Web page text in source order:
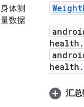
身体测
量数据
Weight
health .
health .
汇总